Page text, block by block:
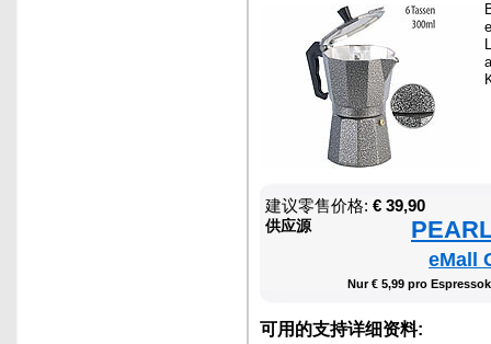
建议零售价格: € 39,90
供应源
eMall
Nur € 5,99 pro
可用的支持详细资料: